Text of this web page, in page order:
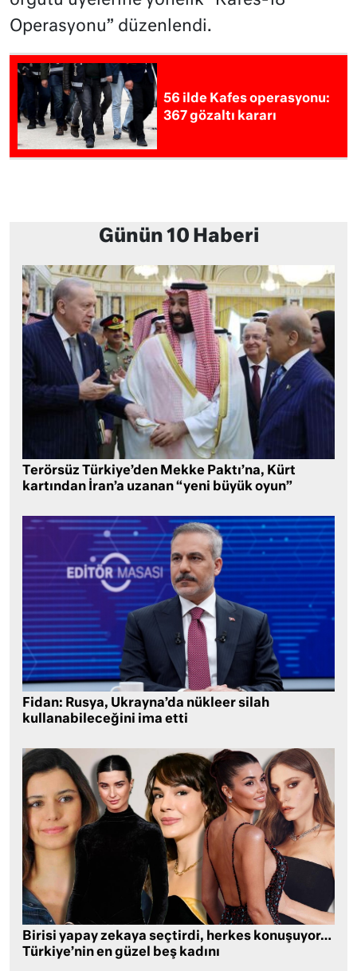
Operasyonu” düzenlendi.
56 ilde Kafes operasyonu:
367 gözaltı kararı
Günün 10 Haberi
Terörsüz Türkiye’den Mekke Paktı’na, Kürt
kartından İran’a uzanan “yeni büyük oyun”
Fidan: Rusya, Ukrayna’da nükleer silah
kullanabileceğini ima etti
Birisi yapay zekaya seçtirdi, herkes konuşuyor…
Türkiye’nin en güzel beş kadını